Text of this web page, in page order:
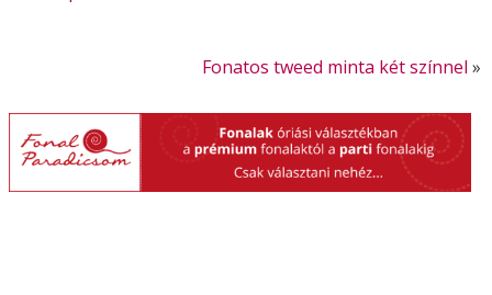
Fonatos tweed minta két színnel »